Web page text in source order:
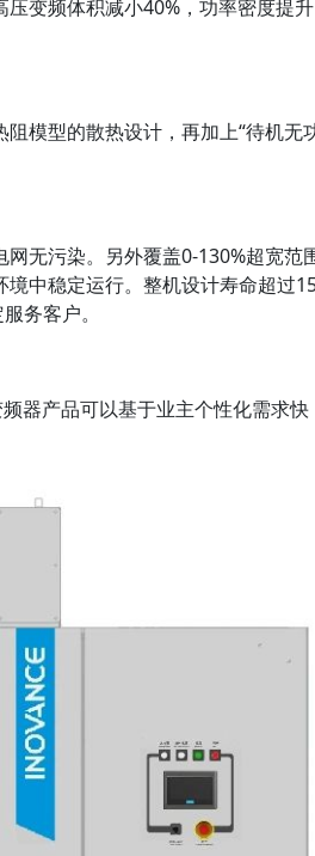
变频体积减小40%，功率密度提升
模型的散热设计，再加上“待机无
无污染。另外覆盖0-130%超宽范
中稳定运行。整机设计寿命超过
务客户。
器产品可以基于业主个性化需求快